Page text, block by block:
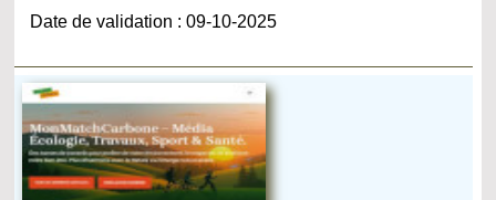
Date de validation : 09-10-2025